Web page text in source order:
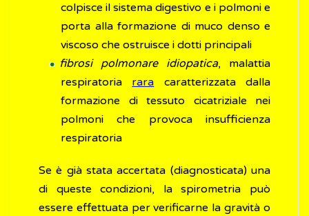
colpisce il sistema digestivo e i polmoni e
porta alla formazione di muco denso e
viscoso che ostruisce i dotti principali
fibrosi polmonare idiopatica, malattia
respiratoria rara caratterizzata dalla
formazione di tessuto cicatriziale nei
polmoni che provoca insufficienza
respiratoria
Se è già stata accertata (diagnosticata) una
di queste condizioni, la spirometria può
essere effettuata per verificarne la gravità o